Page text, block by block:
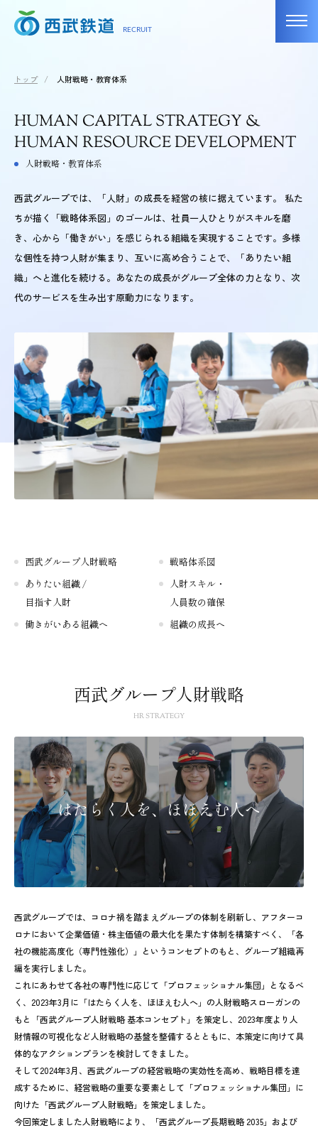
RECRUIT
トップ/ 人財戦略・教育体系
HUMAN CAPITALSTRATEGY &
HUMANRESOURCEDEVELOPMENT
人財戦略・教育体系
西武グループでは、「人財」の成長を経営の核に据えています。 私た
ちが描く「戦略体系図」のゴールは、社員一人ひとりがスキルを磨
き、心から「働きがい」を感じられる組織を実現することです。多様
な個性を持つ人財が集まり、互いに高め合うことで、「ありたい組
織」へと進化を続ける。あなたの成長がグループ全体の力となり、次
代のサービスを生み出す原動力になります。
西武グループ人財戦略
戦略体系図
ありたい組織 /
目指す人財
人財スキル・
人員数の確保
働きがいある組織へ
組織の成長へ
西武グループ人財戦略
HR STRATEGY
はたらく人を、ほほえむ人へ
西武グループでは、コロナ禍を踏まえグループの体制を刷新し、アフターコ
ロナにおいて企業価値・株主価値の最大化を果たす体制を構築すべく、「各
社の機能高度化（専門性強化）」というコンセプトのもと、グループ組織再
編を実行しました。
これにあわせて各社の専門性に応じて「プロフェッショナル集団」となるべ
く、2023年3月に「はたらく人を、ほほえむ人へ」の人財戦略スローガンの
もと「西武グループ人財戦略 基本コンセプト」を策定し、2023年度より人
財情報の可視化など人財戦略の基盤を整備するとともに、本策定に向けて具
体的なアクションプランを検討してきました。
そして2024年3月、西武グループの経営戦略の実効性を高め、戦略目標を達
成するために、経営戦略の重要な要素として「プロフェッショナル集団」に
向けた「西武グループ人財戦略」を策定しました。
今回策定しました人財戦略により、「西武グループ長期戦略 2035」および